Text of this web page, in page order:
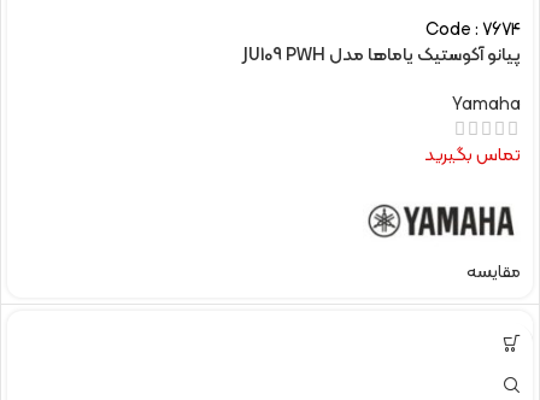
Code : 7674
پیانو آکوستیک یاماها مدل JU109 PWH
Yamaha
تماس بگیرید
مقایسه